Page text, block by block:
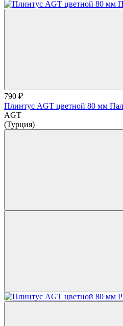
790 ₽
Плинтус AGT цветной 80 мм
AGT
(Турция)